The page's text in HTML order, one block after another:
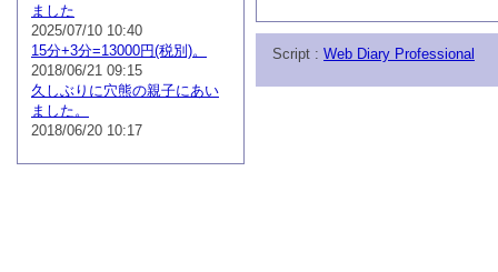
ました
2025/07/10 10:40
15分+3分=13000円(税別)。
2018/06/21 09:15
久しぶりに穴熊の親子にあい
ました。
2018/06/20 10:17
Script : Web Diary Professional